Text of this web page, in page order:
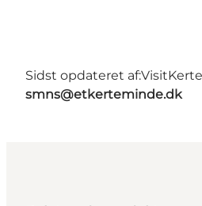
Sidst opdateret af:
smns@etkerteminde.dk